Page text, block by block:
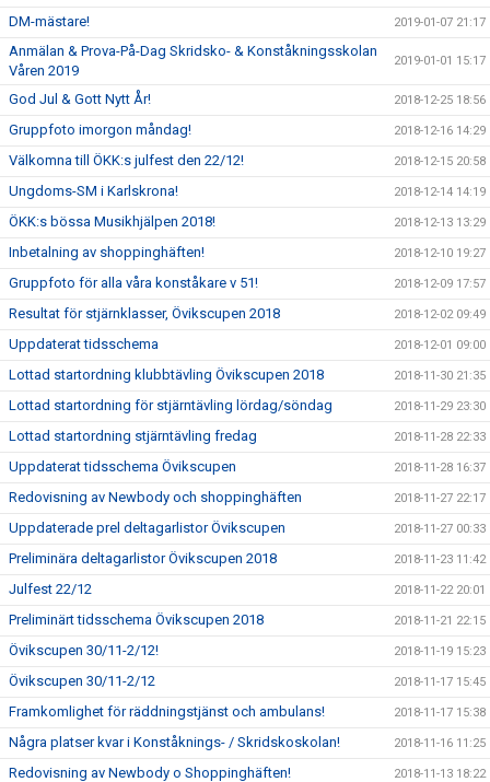
DM-mästare! 2019-01-07 21:17
Anmälan & Prova-På-Dag Skridsko- & Konståkningsskolan
Våren 2019
2019-01-01 15:17
God Jul & Gott Nytt År! 2018-12-25 18:56
Gruppfoto imorgon måndag! 2018-12-16 14:29
Välkomna till ÖKK:s julfest den 22/12! 2018-12-15 20:58
Ungdoms-SM i Karlskrona! 2018-12-14 14:19
ÖKK:s bössa Musikhjälpen 2018! 2018-12-13 13:29
Inbetalning av shoppinghäften! 2018-12-10 19:27
Gruppfoto för alla våra konståkare v 51! 2018-12-09 17:57
Resultat för stjärnklasser, Övikscupen 2018 2018-12-02 09:49
Uppdaterat tidsschema 2018-12-01 09:00
Lottad startordning klubbtävling Övikscupen 2018 2018-11-30 21:35
Lottad startordning för stjärntävling lördag/söndag 2018-11-29 23:30
Lottad startordning stjärntävling fredag 2018-11-28 22:33
Uppdaterat tidsschema Övikscupen 2018-11-28 16:37
Redovisning av Newbody och shoppinghäften 2018-11-27 22:17
Uppdaterade prel deltagarlistor Övikscupen 2018-11-27 00:33
Preliminära deltagarlistor Övikscupen 2018 2018-11-23 11:42
Julfest 22/12 2018-11-22 20:01
Preliminärt tidsschema Övikscupen 2018 2018-11-21 22:15
Övikscupen 30/11-2/12! 2018-11-19 15:23
Övikscupen 30/11-2/12 2018-11-17 15:45
Framkomlighet för räddningstjänst och ambulans! 2018-11-17 15:38
Några platser kvar i Konståknings- / Skridskoskolan! 2018-11-16 11:25
Redovisning av Newbody o Shoppinghäften! 2018-11-13 18:22